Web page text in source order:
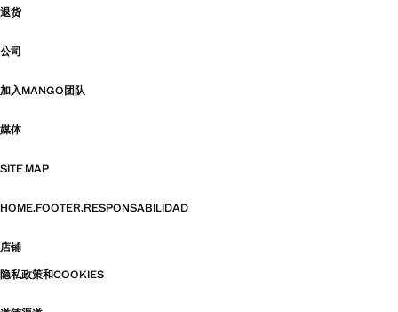
退货
公司
加入MANGO团队
媒体
SITE MAP
HOME.FOOTER.RESPONSABILIDAD
店铺
隐私政策和COOKIES